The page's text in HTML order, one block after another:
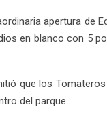
apertura de
en blanco con 5
que los
del parque.